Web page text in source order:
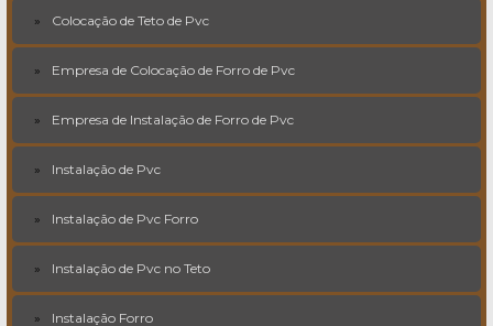
Colocação de Teto de Pvc
Empresa de Colocação de Forro de Pvc
Empresa de Instalação de Forro de Pvc
Instalação de Pvc
Instalação de Pvc Forro
Instalação de Pvc no Teto
Instalação Forro